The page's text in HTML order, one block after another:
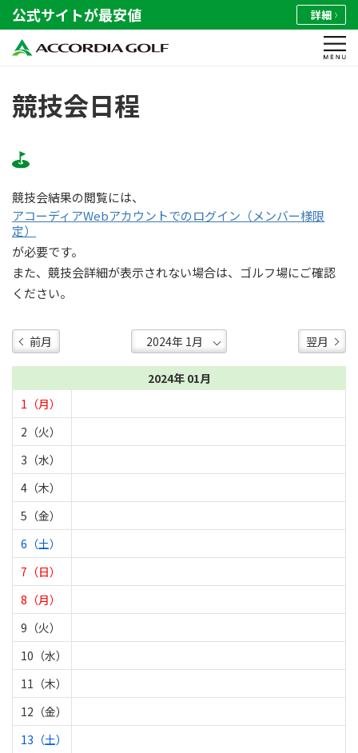
公式サイトが最安値 詳細
競技会日程
競技会結果の閲覧には、
アコーディアWebアカウントでのログイン（メンバー様限
定）
が必要です。
また、競技会詳細が表示されない場合は、ゴルフ場にご確認
ください。
前月 翌月
2024年 01月
1（月）
2（火）
3（水）
4（木）
5（金）
6（土）
7（日）
8（月）
9（火）
10（水）
11（木）
12（金）
13（土）